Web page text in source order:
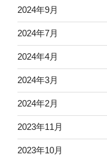
2024年9月
2024年7月
2024年4月
2024年3月
2024年2月
2023年11月
2023年10月